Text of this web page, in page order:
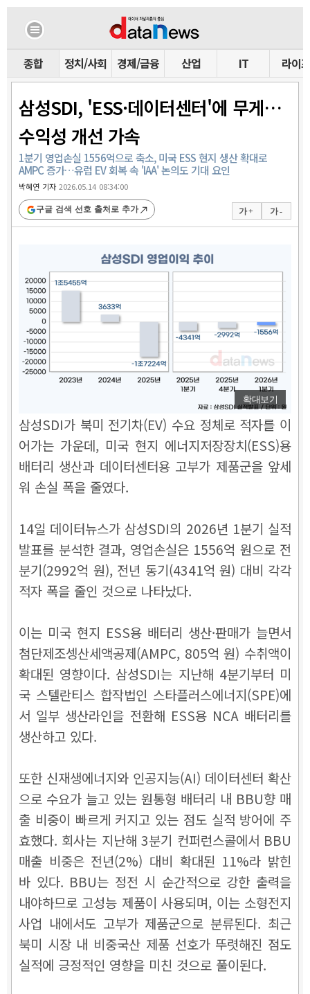
종합 정치/사회 경제/금융 산업 IT 라이프
삼성SDI, 'ESS·데이터센터'에 무게…
수익성 개선 가속
1분기 영업손실 1556억으로 축소, 미국 ESS 현지 생산 확대로
AMPC 증가…유럽 EV 회복 속 'IAA' 논의도 기대 요인
박혜연 기자2026.05.14 08:34:00
가 + 가 -
구글 검색 선호 출처로 추가
확대보기
삼성SDI가 북미 전기차(EV) 수요 정체로 적자를 이
어가는 가운데, 미국 현지 에너지저장장치(ESS)용
배터리 생산과 데이터센터용 고부가 제품군을 앞세
워 손실 폭을 줄였다.
14일 데이터뉴스가 삼성SDI의 2026년 1분기 실적
발표를 분석한 결과, 영업손실은 1556억 원으로 전
분기(2992억 원), 전년 동기(4341억 원) 대비 각각
적자 폭을 줄인 것으로 나타났다.
이는 미국 현지 ESS용 배터리 생산·판매가 늘면서
첨단제조셍산세액공제(AMPC, 805억 원) 수취액이
확대된 영향이다. 삼성SDI는 지난해 4분기부터 미
국 스텔란티스 합작법인 스타플러스에너지(SPE)에
서 일부 생산라인을 전환해 ESS용 NCA 배터리를
생산하고 있다.
또한 신재생에너지와 인공지능(AI) 데이터센터 확산
으로 수요가 늘고 있는 원통형 배터리 내 BBU향 매
출 비중이 빠르게 커지고 있는 점도 실적 방어에 주
효했다. 회사는 지난해 3분기 컨퍼런스콜에서 BBU
매출 비중은 전년(2%) 대비 확대된 11%라 밝힌
바 있다. BBU는 정전 시 순간적으로 강한 출력을
내야하므로 고성능 제품이 사용되며, 이는 소형전지
사업 내에서도 고부가 제품군으로 분류된다. 최근
북미 시장 내 비중국산 제품 선호가 뚜렷해진 점도
실적에 긍정적인 영향을 미친 것으로 풀이된다.